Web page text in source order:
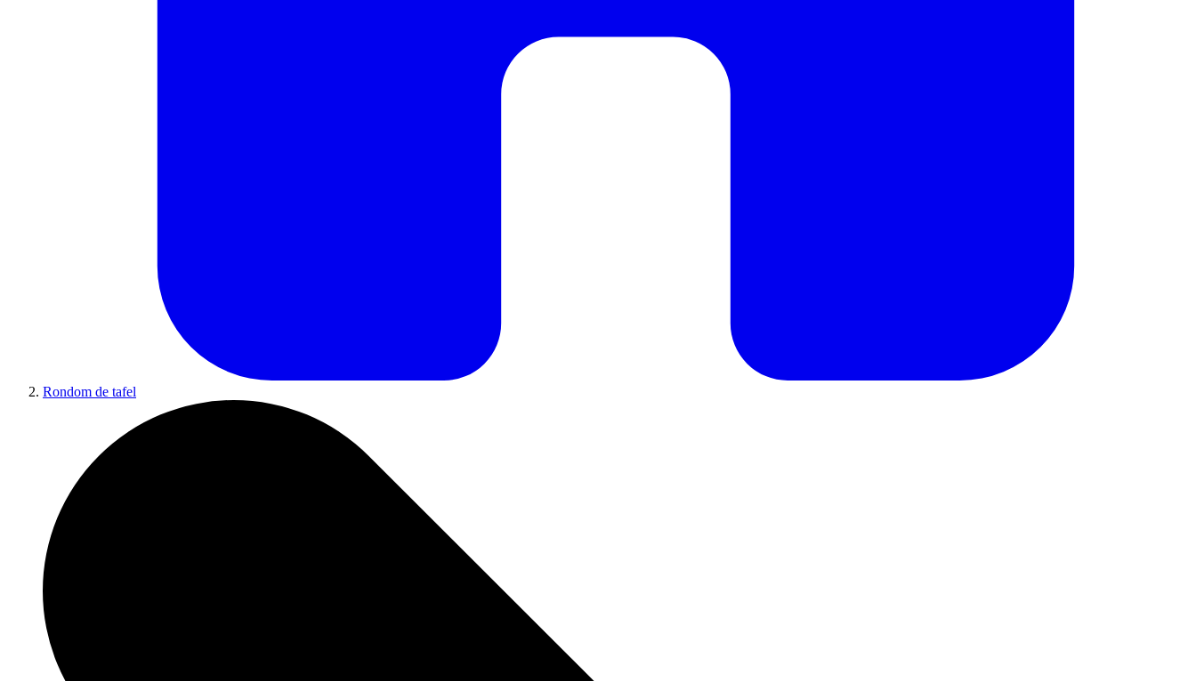
Rondom de tafel